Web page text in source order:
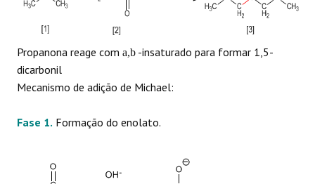
Propanona reage com a,b -insaturado para formar 1,5-
dicarbonil
Mecanismo de adição de Michael:
Fase 1. Formação do enolato.